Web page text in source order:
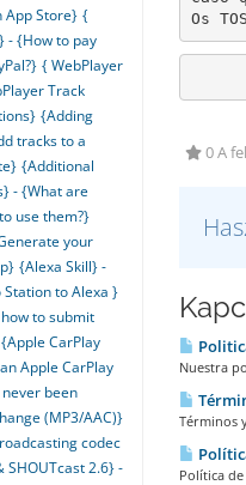
Os
0 A
Nuestra
Términos
Política
App Store} {
- {How to pay
{ WebPlayer
Track
{Adding
tracks to a
{Additional
- {What are
use them?}
your
{Alexa Skill} -
Station to Alexa }
to submit
{Apple CarPlay
Apple CarPlay
been
(MP3/AAC)}
codec
SHOUTcast 2.6} -